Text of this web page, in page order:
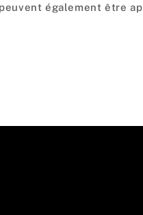
également être